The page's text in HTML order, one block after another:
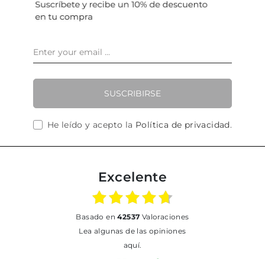
SUSCRIBIRSE
He leído y acepto la Política de privacidad.
Excelente
basado en42537 Valoraciones
Lea algunas de las opiniones
aquí.